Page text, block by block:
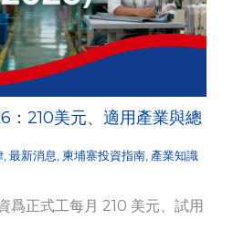
：210美元、適用產業與總
,最新消息, 柬埔寨投資指南, 產業知識
爲正式工每月 210 美元、試用